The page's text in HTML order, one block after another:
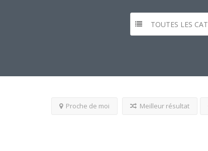
TOUTES LES
Proche de moi Meilleur résultat